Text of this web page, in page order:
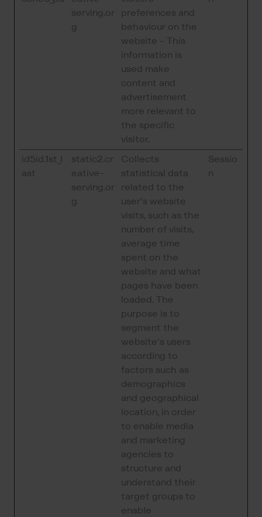
serving.or
g
preferences and
behaviour on the
website - This
information is
used make
content and
advertisement
more relevant to
the specific
visitor.
id5id.1st_l
ast
static2.cr
eative-
serving.or
g
Collects
statistical data
related to the
user's website
visits, such as the
number of visits,
average time
spent on the
website and what
pages have been
loaded. The
purpose is to
segment the
website's users
according to
factors such as
demographics
and geographical
location, in order
to enable media
and marketing
agencies to
structure and
understand their
target groups to
enable
Sessio
n